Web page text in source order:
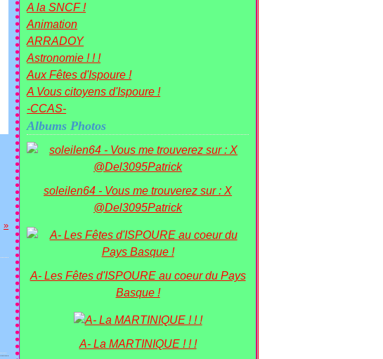
A la SNCF !
Animation
ARRADOY
Astronomie ! ! !
Aux Fêtes d'Ispoure !
A Vous citoyens d'Ispoure !
-CCAS-
Albums Photos
soleilen64 - Vous me trouverez sur : X
@Del3095Patrick
A- Les Fêtes d'ISPOURE au coeur du Pays
Basque !
A- La MARTINIQUE ! ! !